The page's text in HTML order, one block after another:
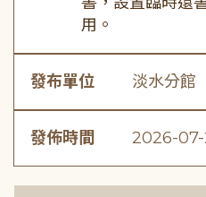
用。
發布單位 淡水分館
發佈時間 2026-